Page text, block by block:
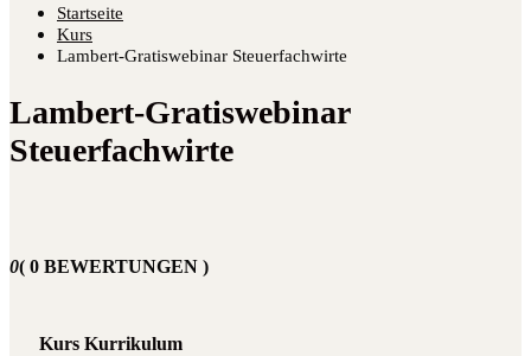
Startseite
Kurs
Lambert-Gratiswebinar Steuerfachwirte
Lambert-Gratiswebinar
Steuerfachwirte
0( 0 BEWERTUNGEN )
Kurs Kurrikulum